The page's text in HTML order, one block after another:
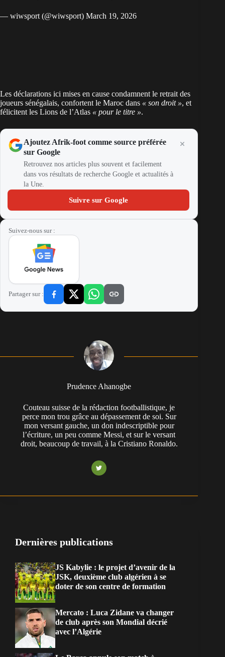
— wiwsport (@wiwsport) March 19, 2026
Les déclarations ici mises en cause condamnent le retrait des
joueurs sénégalais, confortent le Maroc dans « son droit », et
félicitent les Lions de l’Atlas « pour le titre ».
Ajoutez Afrik-foot comme source préférée
sur Google
Retrouvez nos articles plus souvent et facilement
dans vos résultats de recherche Google et actualités à
la Une.
Suivre sur Google
Suivez-nous sur :
Partager sur :
Prudence Ahanogbe
Couteau suisse de la rédaction footballistique, je
perce mon trou grâce au dépassement de soi. Sur
mon versant gauche, un don indescriptible pour
l’écriture, un peu comme Messi, et sur le versant
droit, beaucoup de travail, à la Cristiano Ronaldo.
Dernières publications
JS Kabylie : le projet d’avenir de la
JSK, deuxième club algérien à se
doter de son centre de formation
Mercato : Luca Zidane va changer
de club après son Mondial décrié
avec l’Algérie